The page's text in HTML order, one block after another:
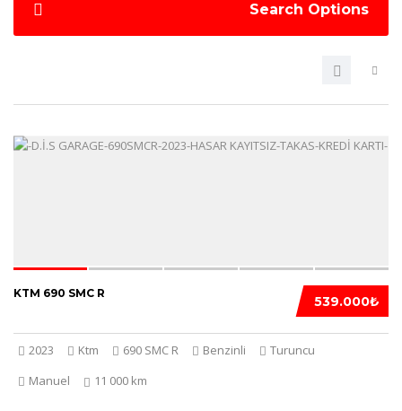
Search Options
5
539.000₺
KTM 690 SMC R
2023 Ktm 690 SMC R Benzinli
Turuncu
Manuel
11 000 km